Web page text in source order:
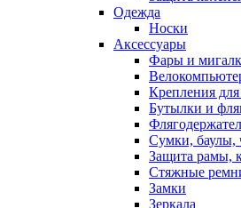
Одежда
Носки
Аксессуары
Фары и
Крепления
Бутылки и
Сумки, баулы,
Защита рамы,
Стяжные
Замки
Зеркала